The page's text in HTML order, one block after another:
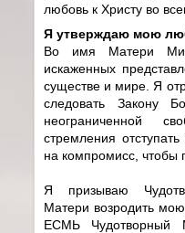
любовь к Христу во
Я утверждаю мою
Во имя Матери
искаженных
существе и мире. Я
следовать Закону
неограниченной
стремления
на компромисс, чтобы
Я призываю
Матери возродить
ЕСМЬ Чудотворный